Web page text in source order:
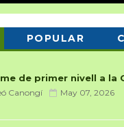
POPULAR
de primer nivell a la
Canongí May 07, 2026